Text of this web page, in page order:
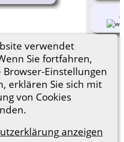
verwendet
Sie fortfahren,
Browser-Einstellungen
erklären Sie sich mit
von Cookies
anzeigen
Darrin Lythgoe © 2001-2026.